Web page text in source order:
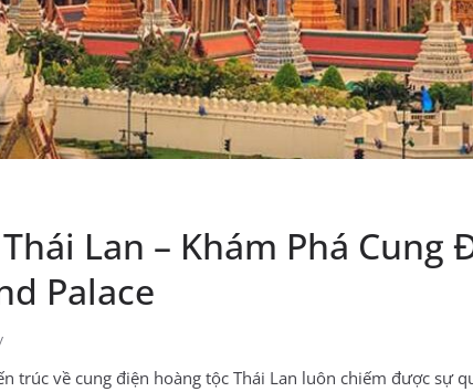
Lan – Khám Phá Cung
Palace
trúc về cung điện hoàng tộc Thái Lan luôn chiếm được sự